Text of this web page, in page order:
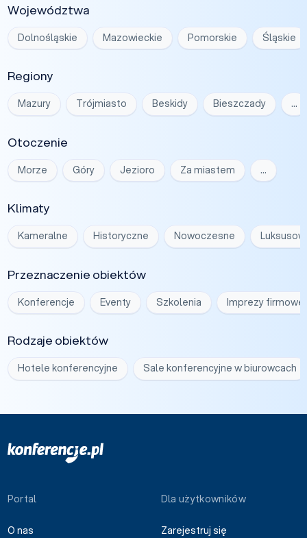
Województwa
Dolnośląskie Mazowieckie Pomorskie Śląskie
Regiony
Mazury Trójmiasto Beskidy Bieszczady …
Otoczenie
Morze Góry Jezioro Za miastem …
Klimaty
Kameralne Historyczne Nowoczesne
Przeznaczenie obiektów
Konferencje Eventy Szkolenia Imprezy firmowe
Rodzaje obiektów
Hotele konferencyjne Sale konferencyjne w biurowcach
Portal
O nas
Dla użytkowników
Zarejestruj się